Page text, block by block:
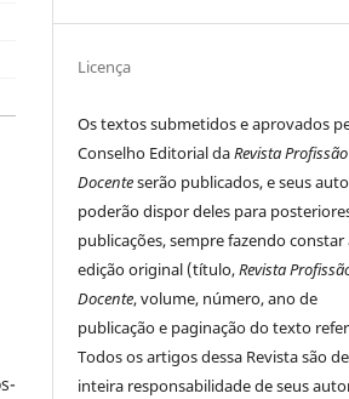
Licença
Os textos submetidos e aprovados
Conselho Editorial daRevista Profissão
Docenteserão publicados, e seus
poderão dispor deles para
publicações, sempre fazendo constar
edição original (título,Revista
Docente, volume, número, ano de
publicação e paginação do texto
Todos os artigos dessa Revista são de
inteira responsabilidade de seus